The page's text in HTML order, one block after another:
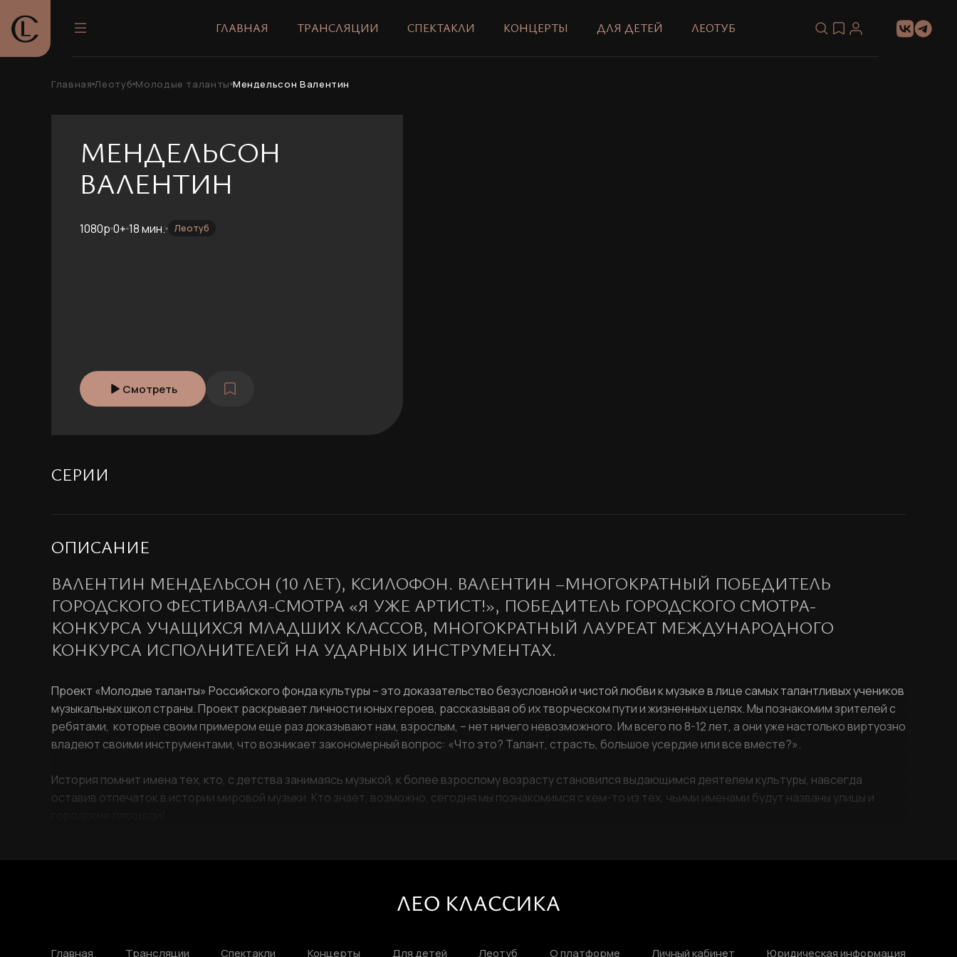
ГЛАВНАЯ ТРАНСЛЯЦИИ СПЕКТАКЛИ КОНЦЕРТЫ ДЛЯ ДЕТЕЙ ЛЕОТУБ
Главная Леотуб Молодые таланты Мендельсон Валентин
МЕНДЕЛЬСОН
ВАЛЕНТИН
1080p 0+ 18 мин. Леотуб
Смотреть
СЕРИИ
ОПИСАНИЕ
ВАЛЕНТИН МЕНДЕЛЬСОН (10 ЛЕТ), КСИЛОФОН. ВАЛЕНТИН –МНОГОКРАТНЫЙ ПОБЕДИТЕЛЬ
ГОРОДСКОГО ФЕСТИВАЛЯ-СМОТРА «Я УЖЕ АРТИСТ!», ПОБЕДИТЕЛЬ ГОРОДСКОГО СМОТРА-
КОНКУРСА УЧАЩИХСЯ МЛАДШИХ КЛАССОВ, МНОГОКРАТНЫЙ ЛАУРЕАТ МЕЖДУНАРОДНОГО
КОНКУРСА ИСПОЛНИТЕЛЕЙ НА УДАРНЫХ ИНСТРУМЕНТАХ.
Проект «Молодые таланты» Российского фонда культуры – это доказательство безусловной и чистой любви к музыке в лице самых талантливых учеников
музыкальных школ страны. Проект раскрывает личности юных героев, рассказывая об их творческом пути и жизненных целях. Мы познакомим зрителей с
ребятами, которые своим примером еще раз доказывают нам, взрослым, – нет ничего невозможного. Им всего по 8-12 лет, а они уже настолько виртуозно
владеют своими инструментами, что возникает закономерный вопрос: «Что это? Талант, страсть, большое усердие или все вместе?».
История помнит имена тех, кто, с детства занимаясь музыкой, к более взрослому возрасту становился выдающимся деятелем культуры, навсегда
оставив отпечаток в истории мировой музыки. Кто знает, возможно, сегодня мы познакомимся с кем-то из тех, чьими именами будут названы улицы и
Главная Трансляции Спектакли Концерты Для детей Леотуб О платформе Личный кабинет Юридическая информация
ЛИЧНЫЙ КАБИНЕТ
Пароль
Ваше имя
Фамилия
Задайте пароль